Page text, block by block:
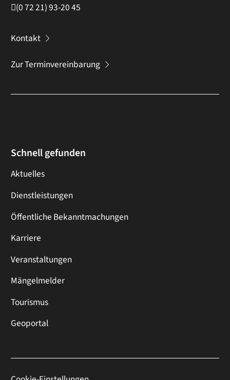
(07221) 93-2045
Kontakt
Zur Terminvereinbarung
Schnell gefunden
Aktuelles
Dienstleistungen
Öffentliche Bekanntmachungen
Karriere
Veranstaltungen
Mängelmelder
Tourismus
Geoportal